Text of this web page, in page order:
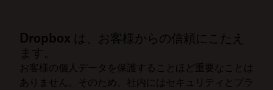
Dropbox は、お客様からの信頼にこたえ
ます。
お客様の個人データを保護することほど重要なことは
ありません。そのため、社内にはセキュリティとプラ